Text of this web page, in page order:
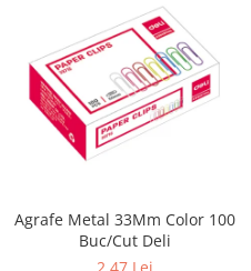
Agrafe Metal 33Mm Color 100
Buc/Cut Deli